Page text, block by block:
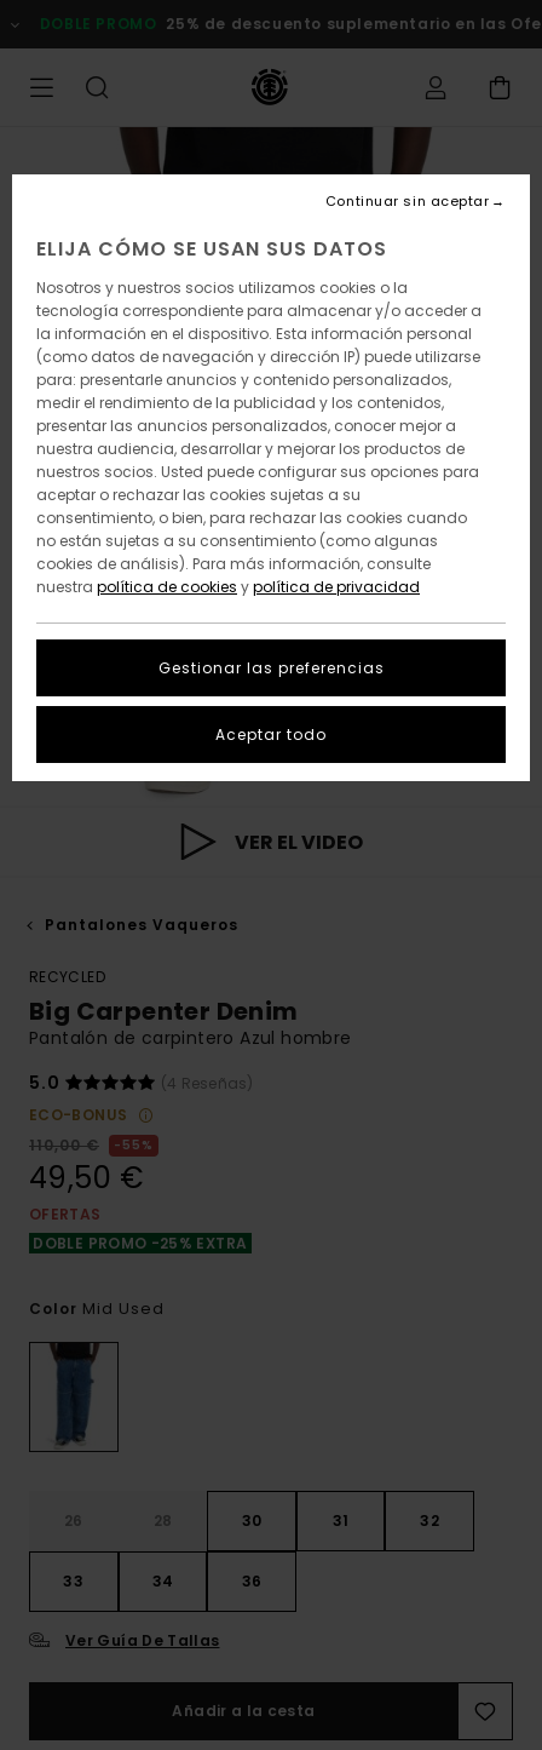
la
DOBLE PROMO 25% de descuento suplementario en las
VER EL VIDEO
Pantalones Vaqueros
RECYCLED
Big Carpenter Denim
Pantalón de carpintero Azul hombre
5.0
(4 Reseñas)
ECO-BONUS
110,00 €
55%
49,50 €
OFERTAS
DOBLE PROMO -25% EXTRA
Color Mid Used
26 28 30 31 32
33 34 36
Ver Guía De Tallas
Añadir a la cesta
ELIJA CÓMO SE USAN SUS DATOS
Nosotros y nuestros socios utilizamos cookies o la
tecnología correspondiente para almacenar y/o acceder a
la información en el dispositivo. Esta información personal
(como datos de navegación y dirección IP) puede utilizarse
para: presentarle anuncios y contenido personalizados,
medir el rendimiento de la publicidad y los contenidos,
presentar las anuncios personalizados, conocer mejor a
nuestra audiencia, desarrollar y mejorar los productos de
nuestros socios. Usted puede configurar sus opciones para
aceptar o rechazar las cookies sujetas a su
consentimiento, o bien, para rechazar las cookies cuando
no están sujetas a su consentimiento (como algunas
cookies de análisis). Para más información, consulte
nuestra política de cookies ypolítica de privacidad
Gestionar las preferencias
Continuar sin aceptar
Aceptar todo